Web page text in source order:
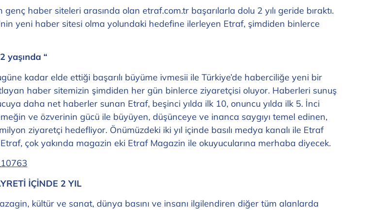
haber siteleri arasında olan etraf.com.tr başarılarla dolu 2 yılı geride bıraktı.
yeni haber sitesi olma yolundaki hedefine ilerleyen Etraf, şimdiden binlerce
yaşında “
kadar elde ettiği başarılı büyüme ivmesii ile Türkiye’de haberciliğe yeni bir
haber sitemizin şimdiden her gün binlerce ziyaretçisi oluyor. Haberleri sunuş
daha net haberler sunan Etraf, beşinci yılda ilk 10, onuncu yılda ilk 5. İnci
ve özverinin gücü ile büyüyen, düşünceye ve inanca saygıyı temel edinen,
ziyaretçi hedefliyor. Önümüzdeki iki yıl içinde basılı medya kanalı ile Etraf
çok yakında magazin eki Etraf Magazin ile okuyucularına merhaba diyecek.
İÇİNDE 2 YIL
kültür ve sanat, dünya basını ve insanı ilgilendiren diğer tüm alanlarda